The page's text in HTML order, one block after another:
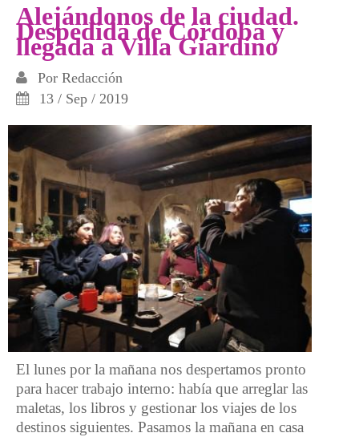
Alejándonos de la ciudad.
Despedida de Córdoba y
llegada a Villa Giardino
Por Redacción
13 / Sep / 2019
El lunes por la mañana nos despertamos pronto
para hacer trabajo interno: había que arreglar las
maletas, los libros y gestionar los viajes de los
destinos siguientes. Pasamos la mañana en casa